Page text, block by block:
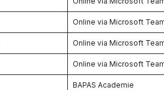
Online via Microsoft
Online via Microsoft
Online via Microsoft
BAPAS Academie